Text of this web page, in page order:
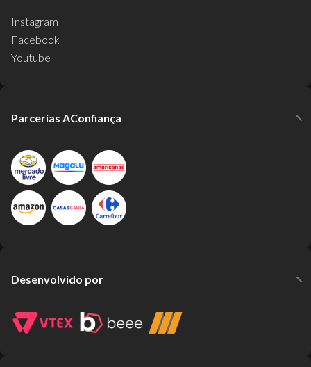
Instagram
Facebook
Youtube
Parcerias AConfiança
Desenvolvido por